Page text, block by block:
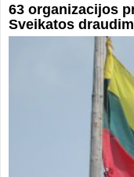
63 organizacijos
Sveikatos